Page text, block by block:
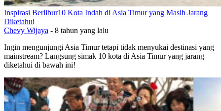
Inspirasi Berlibur10 Kota Indah di Asia Timur yang Masih Jarang
Diketahui
Chevy Wijaya - 8 tahun yang lalu
Ingin mengunjungi Asia Timur tetapi tidak menyukai destinasi yang
mainstream? Langsung simak 10 kota di Asia Timur yang jarang
diketahui di bawah ini!